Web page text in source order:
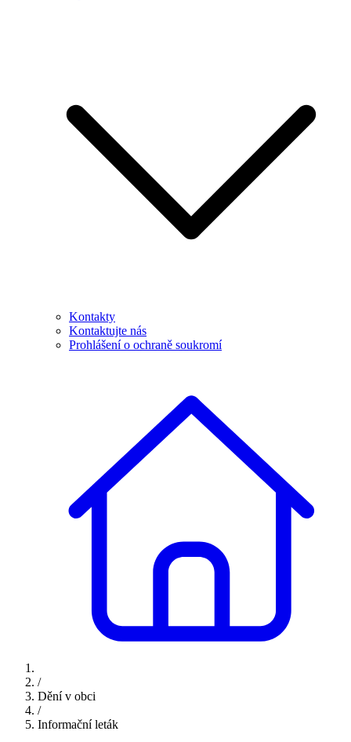
Kontakty
Kontaktujte nás
Prohlášení o ochraně soukromí
/
Dění v obci
/
Informační leták